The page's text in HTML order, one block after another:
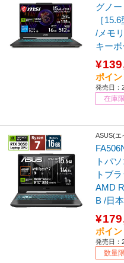
グノ
［
/メモ
キーボ
ポイン
発売日：
在庫
ASUS(エ
トパ
トブ
AMD
B /日
ポイン
発売日：
数量